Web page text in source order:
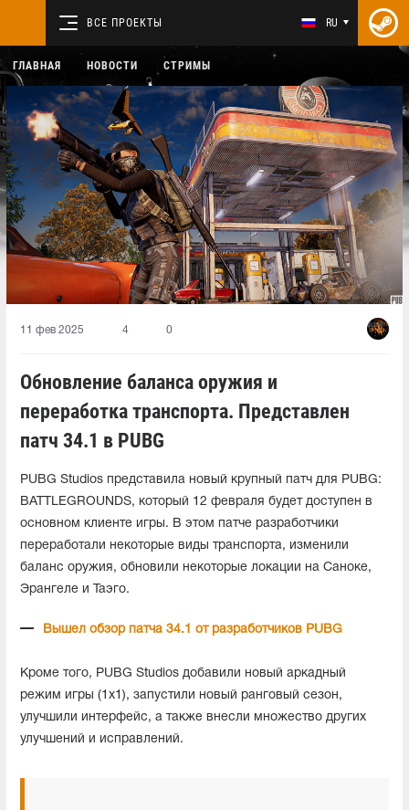
ВСЕ ПРОЕКТЫ RU
ГЛАВНАЯ НОВОСТИ СТРИМЫ
11 фев 2025 4 0
Обновление баланса оружия и
переработка транспорта. Представлен
патч 34.1 в PUBG
PUBG Studios представила новый крупный патч для PUBG:
BATTLEGROUNDS, который 12 февраля будет доступен в
основном клиенте игры. В этом патче разработчики
переработали некоторые виды транспорта, изменили
баланс оружия, обновили некоторые локации на Саноке,
Эрангеле и Таэго.
Вышел обзор патча 34.1 от разработчиков PUBG
Кроме того, PUBG Studios добавили новый аркадный
режим игры (1x1), запустили новый ранговый сезон,
улучшили интерфейс, а также внесли множество других
улучшений и исправлений.